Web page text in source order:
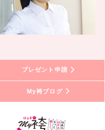
プレゼント申請
My袴ブログ